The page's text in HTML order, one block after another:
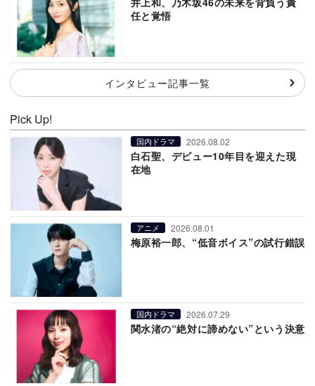
任と覚悟
インタビュー記事一覧
Pick Up!
国内ドラマ 2026.08.02
白石聖、デビュー10年目を迎えた現
在地
アニメ 2026.08.01
梅原裕一郎、“低音ボイス”の試行錯誤
国内ドラマ 2026.07.29
関水渚の“絶対に諦めない”という決意